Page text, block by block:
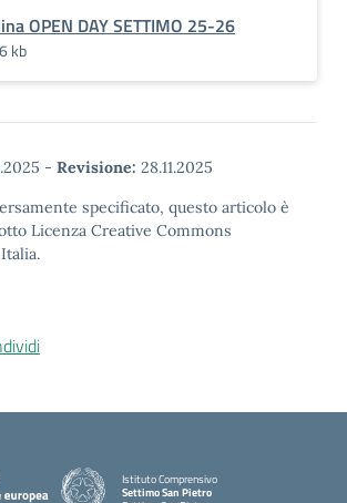
OPEN DAY SETTIMO 25-26
kb
- Revisione: 28.11.2025
specificato, questo articolo è
Licenza Creative Commons
Istituto Comprensivo
Settimo San Pietro